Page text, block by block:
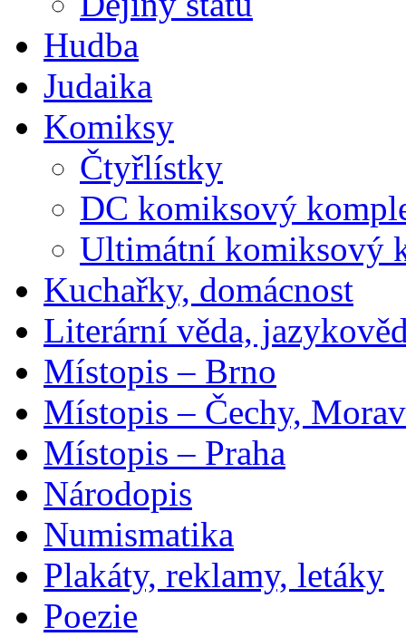
Hudba
Judaika
Komiksy
Čtyřlístky
DC komiksový
Ultimátní komiksový
Kuchařky, domácnost
Literární věda,
Místopis – Brno
Místopis – Čechy,
Místopis – Praha
Národopis
Numismatika
Plakáty, reklamy, letáky
Poezie